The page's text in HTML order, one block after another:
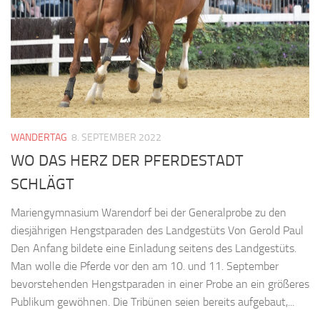
WANDERTAG 8. SEPTEMBER 2022
WO DAS HERZ DER PFERDESTADT
SCHLÄGT
Mariengymnasium Warendorf bei der Generalprobe zu den
diesjährigen Hengstparaden des Landgestüts Von Gerold Paul
Den Anfang bildete eine Einladung seitens des Landgestüts.
Man wolle die Pferde vor den am 10. und 11. September
bevorstehenden Hengstparaden in einer Probe an ein größeres
Publikum gewöhnen. Die Tribünen seien bereits aufgebaut,...